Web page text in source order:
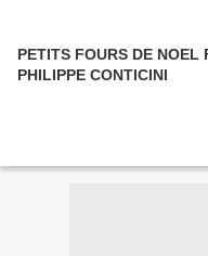
PETITS FOURS DE NOEL
PHILIPPE CONTICINI